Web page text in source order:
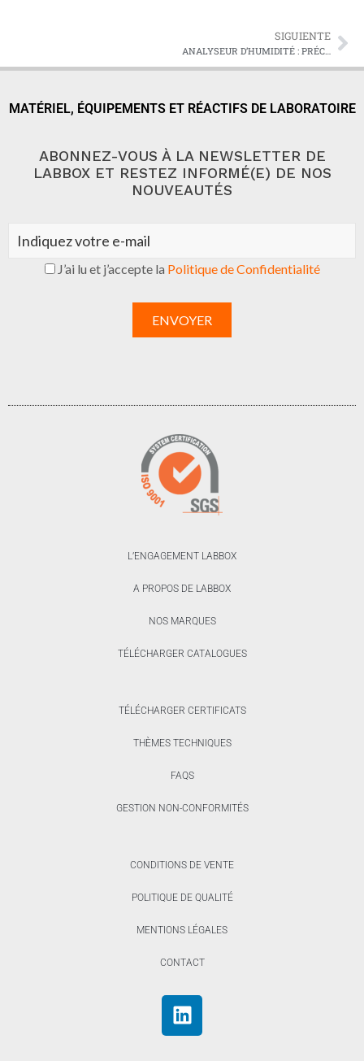
SIGUIENTE
ANALYSEUR D’HUMIDITÉ : PRÉCISION ET EFFICACITÉ AU LABORATOIRE
MATÉRIEL, ÉQUIPEMENTS ET RÉACTIFS DE LABORATOIRE
ABONNEZ-VOUS À LA NEWSLETTER DE
LABBOX ET RESTEZ INFORMÉ(E) DE NOS
NOUVEAUTÉS
J’ai lu et j’accepte la Politique de Confidentialité
L’ENGAGEMENT LABBOX
A PROPOS DE LABBOX
NOS MARQUES
TÉLÉCHARGER CATALOGUES
TÉLÉCHARGER CERTIFICATS
THÈMES TECHNIQUES
FAQS
GESTION NON-CONFORMITÉS
CONDITIONS DE VENTE
POLITIQUE DE QUALITÉ
MENTIONS LÉGALES
CONTACT